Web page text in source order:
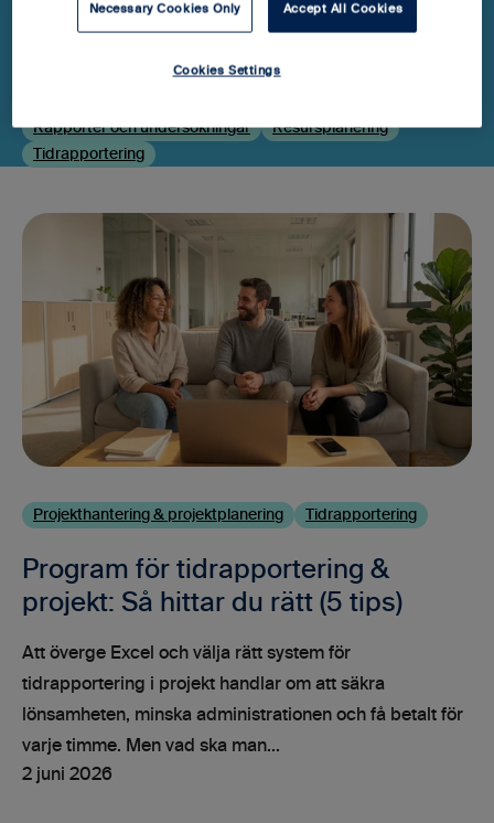
Produktuppdateringar
Rapporter och undersökningar
Resursplanering
Tidrapportering
Projekthantering & projektplanering Tidrapportering
Program för tidrapportering &
projekt: Så hittar du rätt (5 tips)
Att överge Excel och välja rätt system för
tidrapportering i projekt handlar om att säkra
lönsamheten, minska administrationen och få betalt för
varje timme. Men vad ska man...
2 juni 2026
Necessary Cookies Only Accept All Cookies
Cookies Settings